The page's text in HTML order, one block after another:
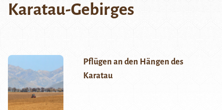
Karatau-Gebirges
Pflügen an den Hängen des
Karatau